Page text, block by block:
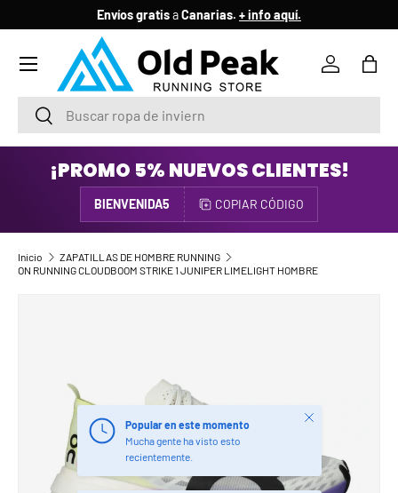
IR AL CONTENIDO
Envíos gratisaCanarias. + info aquí.
BuscarBuscar
Iniciar
Menú
¡PROMO 5% NUEVOS CLIENTES!
BIENVENIDA5 COPIAR CÓDIGO
Inicio
ZAPATILLAS DE HOMBRE RUNNING
ON RUNNING CLOUDBOOM STRIKE 1 JUNIPER LIMELIGHT HOMBRE
Popular en este momento
Mucha gente ha visto esto
recientemente.
Cerrar